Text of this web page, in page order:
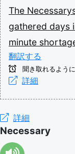
The
gathered days
minute
翻訳する
聞き取れるよう
詳細
詳細
Necessary